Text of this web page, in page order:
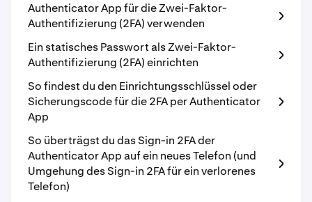
Authenticator App für die Zwei-Faktor-
Authentifizierung (2FA) verwenden
Ein statisches Passwort als Zwei-Faktor-
Authentifizierung (2FA) einrichten
So findest du den Einrichtungsschlüssel oder
Sicherungscode für die 2FA per Authenticator
App
So überträgst du das Sign-in 2FA der
Authenticator App auf ein neues Telefon (und
Umgehung des Sign-in 2FA für ein verlorenes
Telefon)